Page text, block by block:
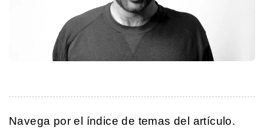
Navega por el índice de temas del artículo.